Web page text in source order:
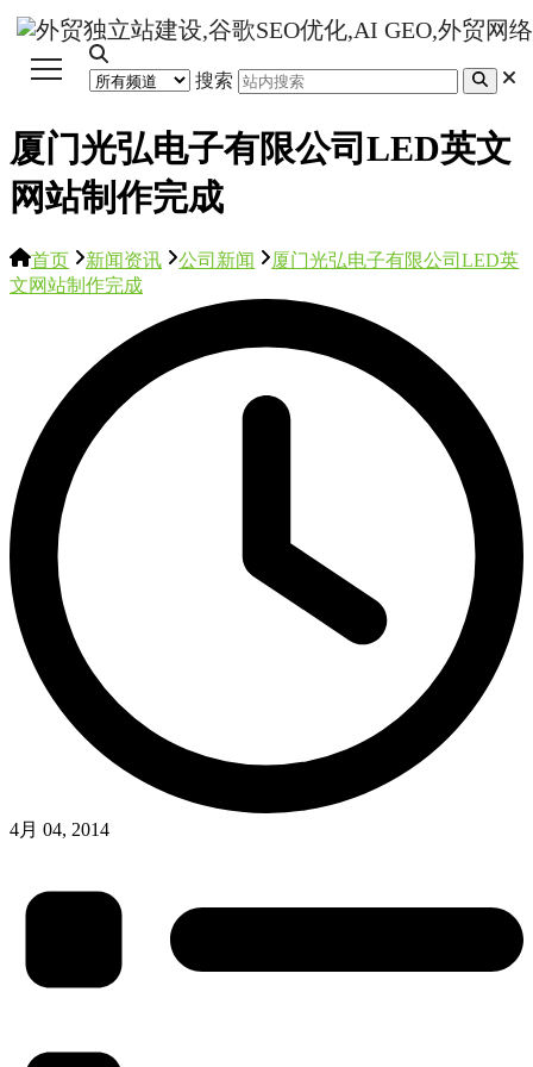
搜索
厦门光弘电子有限公司LED英文
网站制作完成
首页 新闻资讯 公司新闻
厦门光弘电子有限公司LED英
文网站制作完成
4月 04, 2014